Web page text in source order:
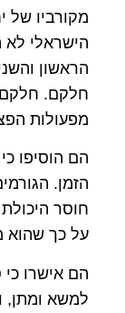
מקורביו של
הישראלי לא
הראשון
חלקם. חלקם
מפעולות
הם הוסיפו
הזמן.
חוסר
על כך שהוא
הם אישרו כי
למשא ומתן,